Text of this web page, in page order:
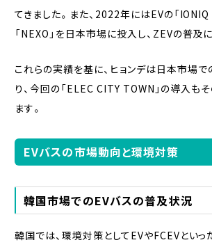
てきました。また、2022年にはEVの「IONIQ
「NEXO」を日本市場に投入し、ZEVの普及
これらの実績を基に、ヒョンデは日本市場
り、今回の「ELEC CITY TOWN」の導入も
ます。
EVバスの市場動向と環境対策
韓国市場でのEVバスの普及状況
韓国では、環境対策としてEVやFCEVとい